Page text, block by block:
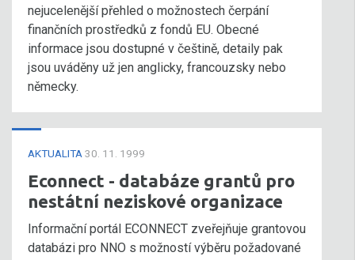
nejucelenější přehled o možnostech čerpání
finančních prostředků z fondů EU. Obecné
informace jsou dostupné v češtině, detaily pak
jsou uváděny už jen anglicky, francouzsky nebo
německy.
AKTUALITA 30. 11. 1999
Econnect - databáze grantů pro
nestátní neziskové organizace
Informační portál ECONNECT zveřejňuje grantovou
databázi pro NNO s možností výběru požadované